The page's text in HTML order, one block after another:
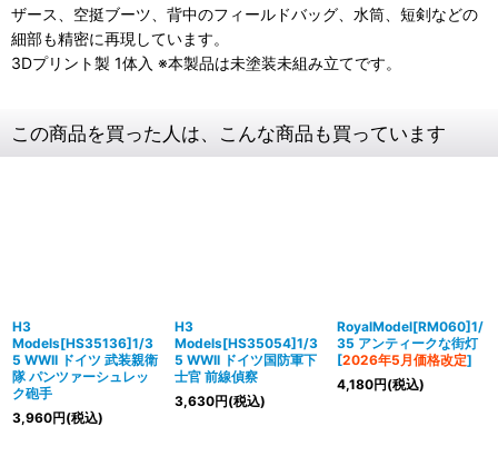
ザース、空挺ブーツ、背中のフィールドバッグ、水筒、短剣などの
細部も精密に再現しています。
3Dプリント製 1体入 ※本製品は未塗装未組み立てです。
この商品を買った人は、こんな商品も買っています
H3
Models[HS35136]1/3
5 WWII ドイツ 武装親衛
隊 パンツァーシュレッ
ク砲手
3,960円(税込)
H3
Models[HS35054]1/3
5 WWII ドイツ国防軍下
士官 前線偵察
3,630円(税込)
RoyalModel[RM060]1/
35 アンティークな街灯
[2026年5月価格改定]
4,180円(税込)